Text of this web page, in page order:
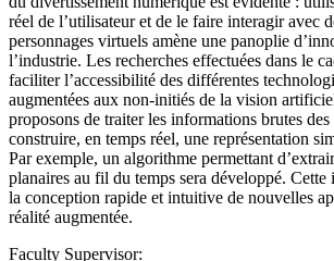
réel de l’utilisateur et de le faire interagir avec
personnages virtuels amène une panoplie
l’industrie. Les recherches effectuées dans le
faciliter l’accessibilité des différentes
augmentées aux non-initiés de la vision
proposons de traiter les informations brutes
construire, en temps réel, une représentation
Par exemple, un algorithme permettant
planaires au fil du temps sera développé.
la conception rapide et intuitive de nouvelles
réalité augmentée.
Faculty Supervisor: